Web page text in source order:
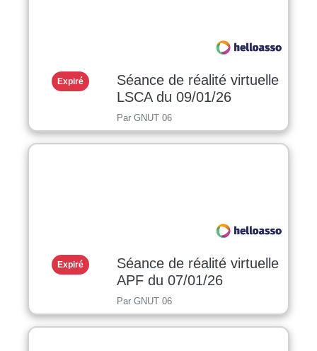
Expiré
Séance de réalité virtuelle
LSCA du 09/01/26
Par GNUT 06
Expiré
Séance de réalité virtuelle
APF du 07/01/26
Par GNUT 06